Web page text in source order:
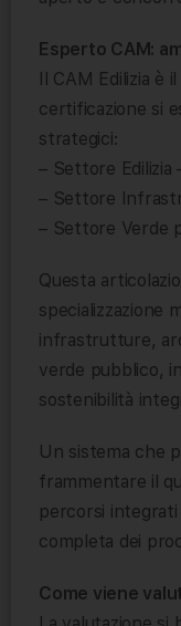
Esperto CAM:
Il CAM Edilizia
certificazione si
strategici:
– Settore Edilizia
– Settore
– Settore Verde
Questa
specializzazione
infrastrutture,
verde pubblico,
sostenibilità
Un sistema che
frammentare il
percorsi integrati
completa dei
Come viene